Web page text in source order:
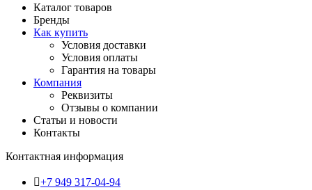
Каталог товаров
Бренды
Как купить
Условия доставки
Условия оплаты
Гарантия на товары
Компания
Реквизиты
Отзывы о компании
Статьи и новости
Контакты
Контактная информация
+7 949 317-04-94